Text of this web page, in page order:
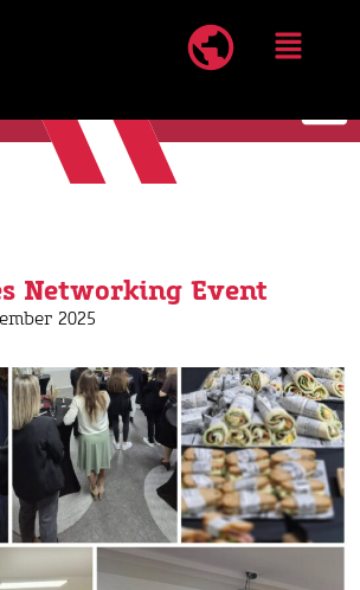
Networking Event
2025